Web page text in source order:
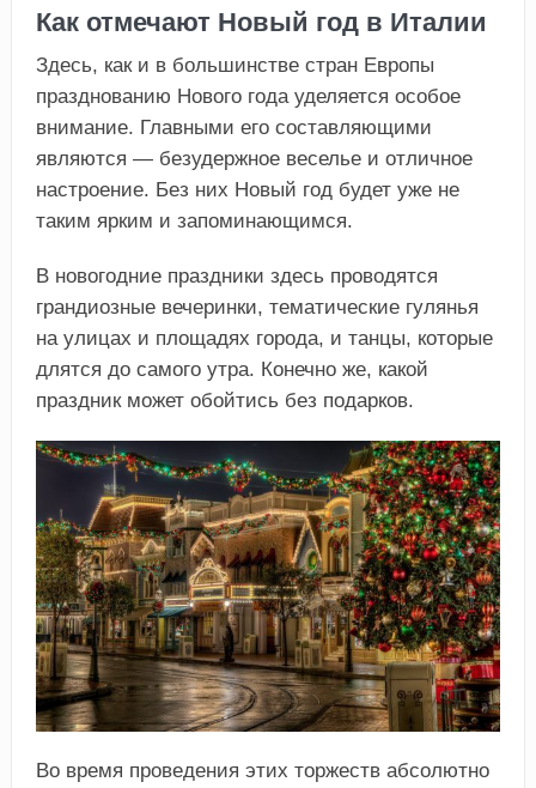
Как отмечают Новый год в Италии
Здесь, как и в большинстве стран Европы
празднованию Нового года уделяется особое
внимание. Главными его составляющими
являются — безудержное веселье и отличное
настроение. Без них Новый год будет уже не
таким ярким и запоминающимся.
В новогодние праздники здесь проводятся
грандиозные вечеринки, тематические гулянья
на улицах и площадях города, и танцы, которые
длятся до самого утра. Конечно же, какой
праздник может обойтись без подарков.
Во время проведения этих торжеств абсолютно